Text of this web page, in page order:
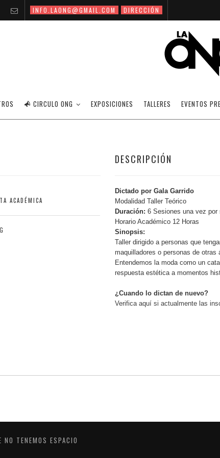
INFO.LAONG@GMAIL.COM DIRECCIÓN
CIRCULO ONG EXPOSICIONES TALLERES EVENTOS
FOTOGRAFÍA
ACADÉMICA
DESCRIPCIÓN
Dictado por Gala Garrido
Modalidad Taller Teórico
Duración: 6 Sesiones una vez por
Horario Académico 12 Horas
Sinopsis:
Taller dirigido a personas que
maquilladores o personas de otras
Entendemos la moda como un
respuesta estética a momentos
¿Cuando lo dictan de nuevo?
Verifica aquí si actualmente las
NO TENEMOS ESPACIO